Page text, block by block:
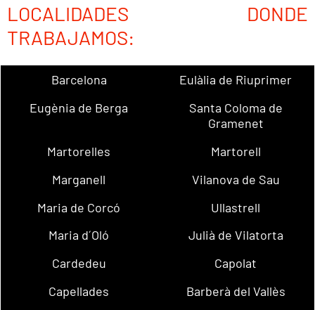
LOCALIDADES DONDE
TRABAJAMOS:
Barcelona
Eulàlia de Riuprimer
Eugènia de Berga
Santa Coloma de
Gramenet
Martorelles
Martorell
Marganell
Vilanova de Sau
Maria de Corcó
Ullastrell
Maria d´Oló
Julià de Vilatorta
Cardedeu
Capolat
Capellades
Barberà del Vallès